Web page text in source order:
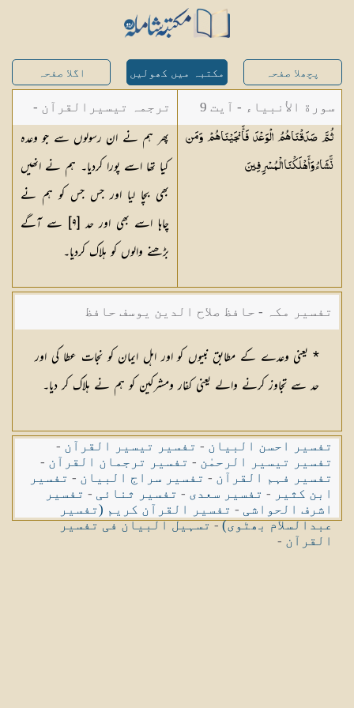
پچھلا صفحہ مکتبہ میں کھولیں اگلا صفحہ
سورة الأنبياء - آیت 9
ثُمَّ صَدَقْنَاهُمُ الْوَعْدَ فَأَنجَيْنَاهُمْ وَمَن
نَّشَاءُ وَأَهْلَكْنَاالْمُسْرِفِينَ
ترجمہ تیسیرالقرآن -
مولانا عبد الرحمن
کیلانی
پھر ہم نے ان رسولوں سے جو وعدہ
کیا تھا اسے پورا کردیا۔ ہم نے انھیں
بھی بچا لیا اور جس جس کو ہم نے
چاہا اسے بھی اور حد [٩] سے آگے
بڑھنے والوں کو ہلاک کردیا۔
تفسیر مکہ - حافظ صلاح الدین یوسف حافظ
* یعنی وعدے کے مطابق نبیوں کو اور اہل ایمان کو نجات عطا کی اور
حد سے تجاوز کرنے والے یعنی کفار ومشرکین کو ہم نے ہلاک کر دیا۔
تفسیر احسن البیان - تفسیر تیسیر القرآن -
تفسیر تیسیر الرحمٰن - تفسیر ترجمان القرآن -
تفسیر فہم القرآن - تفسیر سراج البیان - تفسیر
ابن کثیر - تفسیر سعدی - تفسیر ثنائی - تفسیر
اشرف الحواشی - تفسیر القرآن کریم (تفسیر
عبدالسلام بھٹوی)-تسہیل البیان فی تفسیر
القرآن -